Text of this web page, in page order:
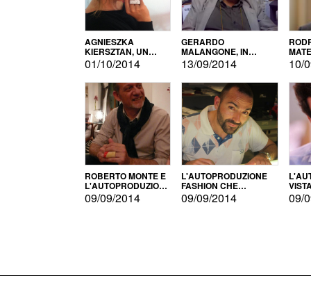
AGNIESZKA
KIERSZTAN, UN
MODELLO DI
AUTOPRODUZIONE
01/10/2014
GERARDO
MALANGONE, IN
GIURIA PER IL
CONCORSO
LETTERARIO
13/09/2014 10/
ROBERTO MONTE E
L'AUTOPRODUZIONE
CON IL CENSIMENTO
09/09/2014
L'AUTOPRODUZIONE
FASHION CHE
CONQUISTA GLI USA
09/09/2014 09/